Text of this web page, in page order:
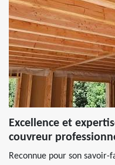
Excellence et
couvreur
Reconnue pour son